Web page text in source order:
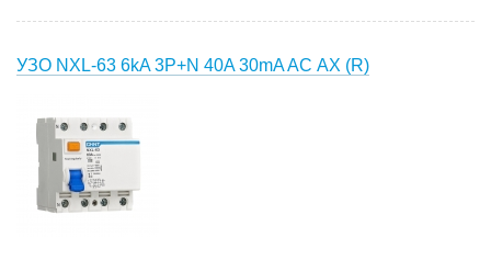
УЗО NXL-63 6kA 3P+N 40A 30mA AC АХ (R)